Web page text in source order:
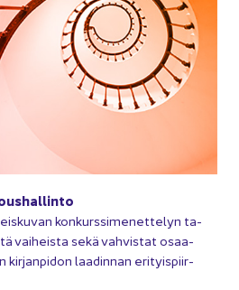
kon­kurs­si­me­net­te­lyn ta­
vai­heis­ta sekä vah­vis­tat osaa­
kir­jan­pi­don laa­din­nan eri­tyis­piir­